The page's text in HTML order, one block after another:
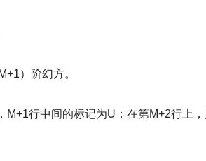
）阶幻方。
M+1行中间的标记为U；在第M+2行上